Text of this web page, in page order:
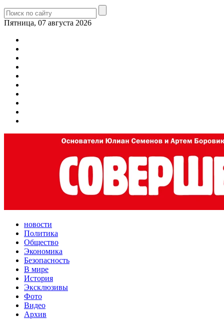
Пятница, 07 августа 2026
новости
Политика
Общество
Экономика
Безопасность
В мире
История
Эксклюзивы
Фото
Видео
Архив